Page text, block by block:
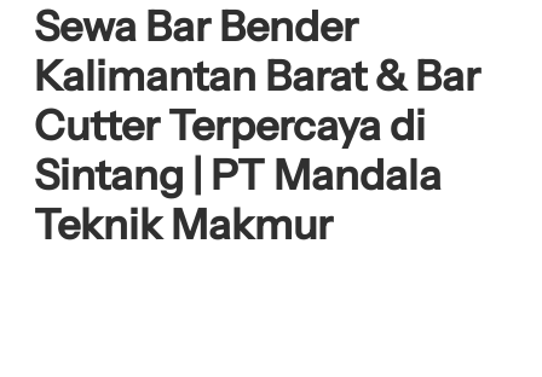
Sewa Bar Bender
Kalimantan Barat & Bar
Cutter Terpercaya di
Sintang | PT Mandala
Teknik Makmur